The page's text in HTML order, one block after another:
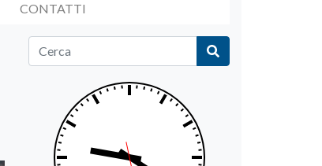
CONTATTI